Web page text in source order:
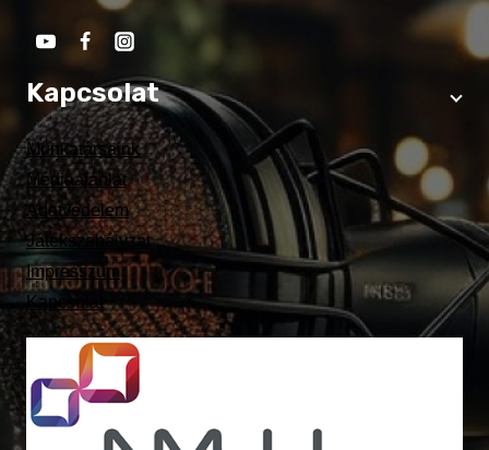
Kapcsolat
Munkatársaink
Médiaajánlat
Adatvédelem
Játékszabályzat
Impresszum
Kapcsolat